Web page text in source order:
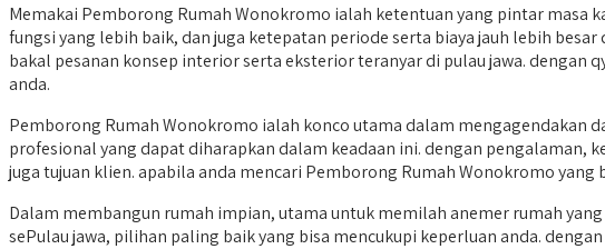
Memakai Pemborong Rumah Wonokromo ialah ketentuan yang pintar masa
fungsi yang lebih baik, dan juga ketepatan periode serta biaya jauh lebih
bakal pesanan konsep interior serta eksterior teranyar di pulau jawa. dengan
anda.
Pemborong Rumah Wonokromo ialah konco utama dalam mengagendakan
profesional yang dapat diharapkan dalam keadaan ini. dengan pengalaman,
juga tujuan klien. apabila anda mencari Pemborong Rumah Wonokromo
Dalam membangun rumah impian, utama untuk memilah anemer rumah
sePulau jawa, pilihan paling baik yang bisa mencukupi keperluan anda.